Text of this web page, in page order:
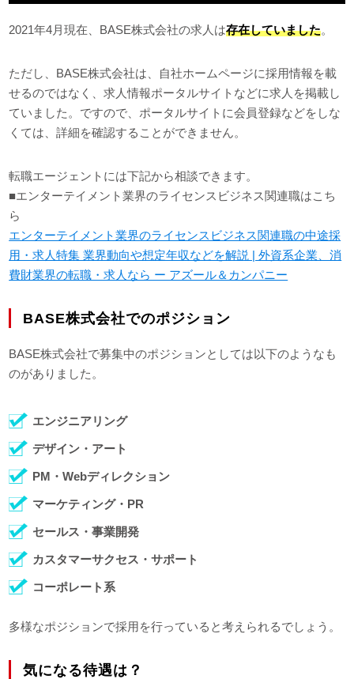
2021年4月現在、BASE株式会社の求人は存在していました。
ただし、BASE株式会社は、自社ホームページに採用情報を載
せるのではなく、求人情報ポータルサイトなどに求人を掲載し
ていました。ですので、ポータルサイトに会員登録などをしな
くては、詳細を確認することができません。
転職エージェントには下記から相談できます。
■エンターテイメント業界のライセンスビジネス関連職はこち
ら
エンターテイメント業界のライセンスビジネス関連職の中途採
用・求人特集 業界動向や想定年収などを解説 | 外資系企業、消
費財業界の転職・求人なら ー アズール＆カンパニー
BASE株式会社でのポジション
BASE株式会社で募集中のポジションとしては以下のようなも
のがありました。
エンジニアリング
デザイン・アート
PM・Webディレクション
マーケティング・PR
セールス・事業開発
カスタマーサクセス・サポート
コーポレート系
多様なポジションで採用を行っていると考えられるでしょう。
気になる待遇は？